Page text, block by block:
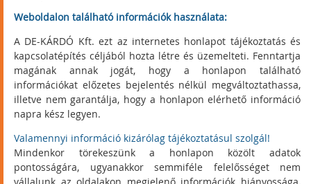
Weboldalon található információk használata:
A DE-KÁRDÓ Kft. ezt az internetes honlapot tájékoztatás és
kapcsolatépítés céljából hozta létre és üzemelteti. Fenntartja
magának annak jogát, hogy a honlapon található
információkat előzetes bejelentés nélkül megváltoztathassa,
illetve nem garantálja, hogy a honlapon elérhető információ
napra kész legyen.
Valamennyi információ kizárólag tájékoztatásul szolgál!
Mindenkor törekeszünk a honlapon közölt adatok
pontosságára, ugyanakkor semmiféle felelősséget nem